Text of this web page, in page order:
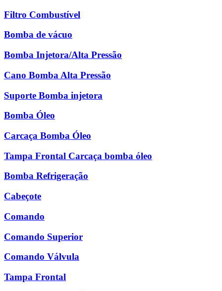
Filtro Combustível
Bomba de vácuo
Bomba Injetora/Alta Pressão
Cano Bomba Alta Pressão
Suporte Bomba injetora
Bomba Óleo
Carcaça Bomba Óleo
Tampa Frontal Carcaça bomba óleo
Bomba Refrigeração
Cabeçote
Comando
Comando Superior
Comando Válvula
Tampa Frontal